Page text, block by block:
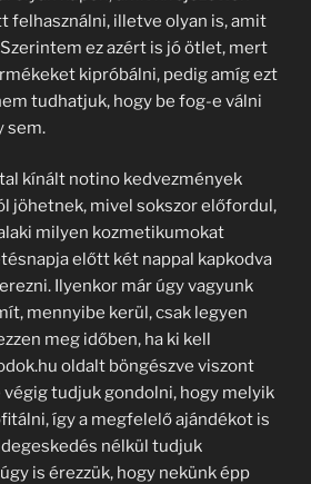
felhasználni, illetve olyan is, amit
ez azért is jó ötlet, mert
kipróbálni, pedig amíg ezt
tudhatjuk, hogy be fog-e válni
sem.
kínált notino kedvezmények
jöhetnek, mivel sokszor előfordul,
milyen kozmetikumokat
előtt két nappal kapkodva
Ilyenkor már úgy vagyunk
mennyibe kerül, csak legyen
meg időben, ha ki kell
oldalt böngészve viszont
tudjuk gondolni, hogy melyik
így a megfelelő ajándékot is
nélkül tudjuk
is érezzük, hogy nekünk épp